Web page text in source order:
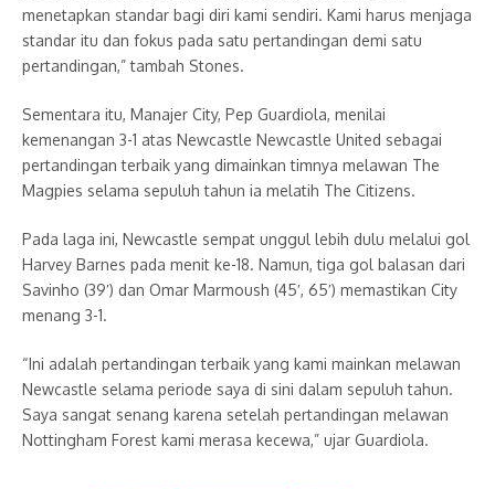
menetapkan standar bagi diri kami sendiri. Kami harus menjaga
standar itu dan fokus pada satu pertandingan demi satu
pertandingan,” tambah Stones.
Sementara itu, Manajer City, Pep Guardiola, menilai
kemenangan 3-1 atas Newcastle Newcastle United sebagai
pertandingan terbaik yang dimainkan timnya melawan The
Magpies selama sepuluh tahun ia melatih The Citizens.
Pada laga ini, Newcastle sempat unggul lebih dulu melalui gol
Harvey Barnes pada menit ke-18. Namun, tiga gol balasan dari
Savinho (39′) dan Omar Marmoush (45′, 65′) memastikan City
menang 3-1.
“Ini adalah pertandingan terbaik yang kami mainkan melawan
Newcastle selama periode saya di sini dalam sepuluh tahun.
Saya sangat senang karena setelah pertandingan melawan
Nottingham Forest kami merasa kecewa,” ujar Guardiola.